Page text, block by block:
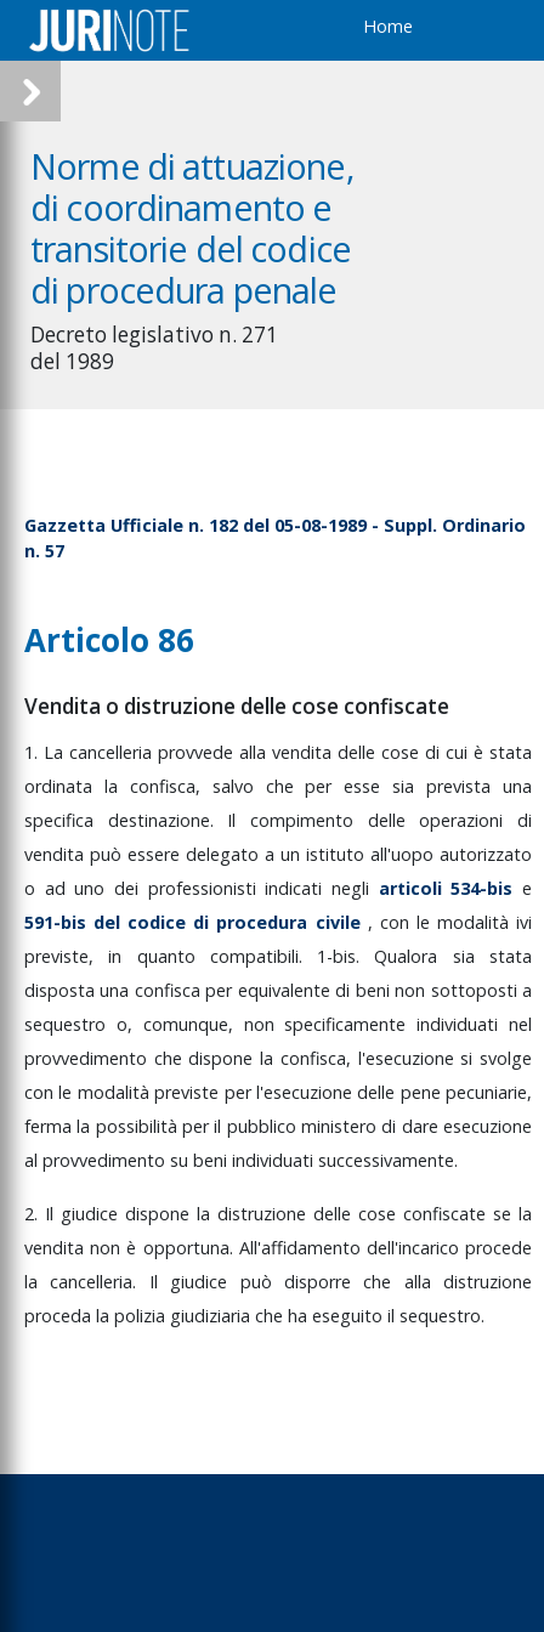
Home
Norme di attuazione,
di coordinamento e
transitorie del codice
di procedura penale
Decreto legislativo n. 271
del 1989
di
locali
del verbale
sequestro
per il deposito e
o distruzione
cose deperibili
con
di
commissione dei
di cui agli articoli
617-quinquies,
sexies, 635-bis,
quinquies del
in quanto
per la
del reato
esercizio abusivo
delle
metalliche e
e registrazioni
intercettazioni
delle
competente in
Gazzetta Ufficiale n. 182 del 05-08-1989 - Suppl. Ordinario
n. 57
Articolo 86
Vendita o distruzione delle cose confiscate
1. La cancelleria provvede alla vendita delle cose di cui è stata
ordinata la confisca, salvo cheperessesiaprevistauna
specifica destinazione. Ilcompimento delleoperazionidi
vendita può essere delegato a un istituto all'uopo autorizzato
o adunodei professionistiindicatinegli articoli534-bise
591-bis del codice di procedura civile , con le modalitàivi
previste,in quanto compatibili. 1-bis.Qualora siastata
dispostauna confiscaper equivalentedi beninon sottopostia
sequestro o, comunque, nonspecificamenteindividuatinel
provvedimento chedisponela confisca, l'esecuzionesisvolge
conle modalitàpreviste perl'esecuzionedelle pene pecuniarie,
fermala possibilitàperil pubblicoministerodi dareesecuzione
al provvedimento su beni individuati successivamente.
2. Il giudice dispone la distruzione delle cose confiscate se la
venditanonè opportuna. All'affidamento dell'incaricoprocede
lacancelleria. Il giudice può disporreche alla distruzione
proceda la polizia giudiziaria che ha eseguito il sequestro.